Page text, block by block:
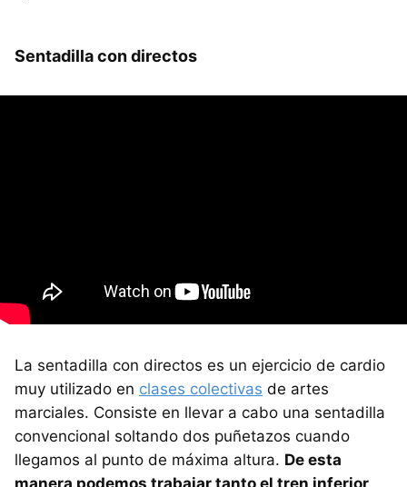
Sentadilla con directos
La sentadilla con directos es un ejercicio de cardio
muy utilizado en clases colectivas de artes
marciales. Consiste en llevar a cabo una sentadilla
convencional soltando dos puñetazos cuando
llegamos al punto de máxima altura. De esta
manera podemos trabajar tanto el tren inferior